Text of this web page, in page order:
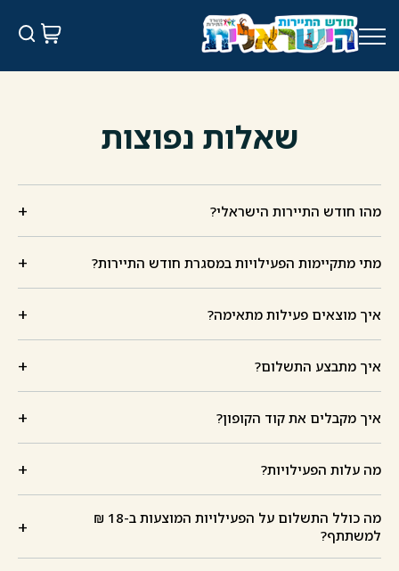
לתוכן
המרכזי
שאלות נפוצות
מהו חודש התיירות הישראלי? +
מתי מתקיימות הפעילויות במסגרת חודש התיירות? +
איך מוצאים פעילות מתאימה? +
איך מתבצע התשלום? +
איך מקבלים את קוד הקופון? +
מה עלות הפעילויות? +
מה כולל התשלום על הפעילויות המוצעות ב-18 ₪
למשתתף?
+